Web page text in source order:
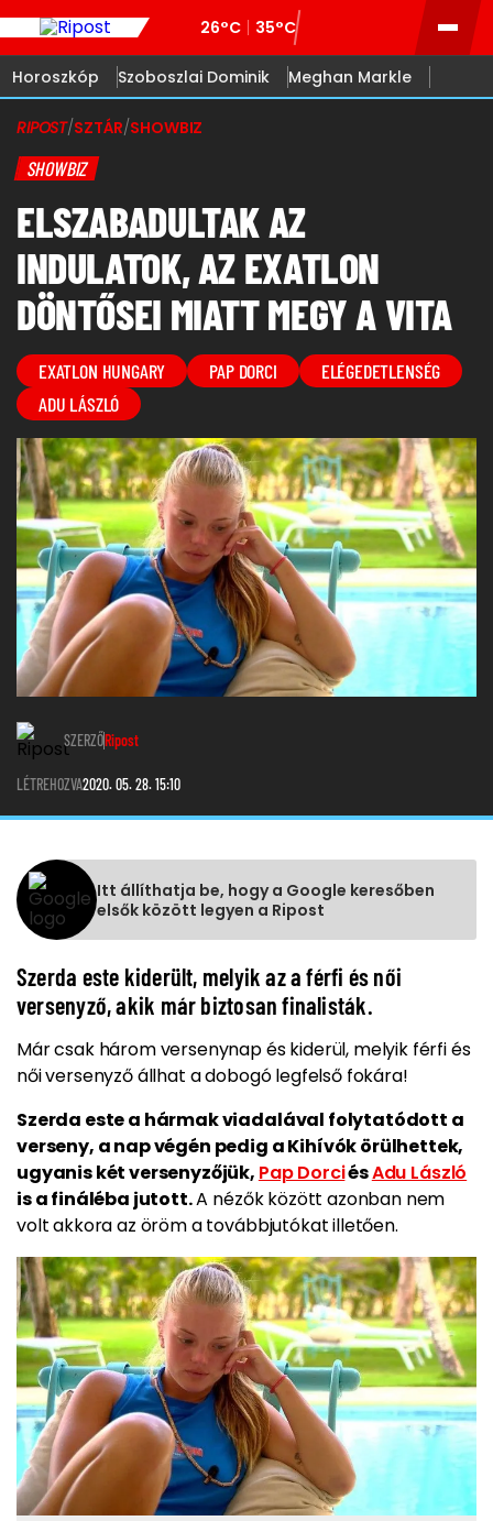
26°C 35°C
Horoszkóp Szoboszlai Dominik Meghan Markle
RIPOST/SZTÁR/SHOWBIZ
SHOWBIZ
ELSZABADULTAK AZ
INDULATOK, AZ EXATLON
DÖNTŐSEI MIATT MEGY A VITA
EXATLON HUNGARY PAP DORCI
ELÉGEDETLENSÉG
ADU LÁSZLÓ
SZERZŐRipost
LÉTREHOZVA2020. 05. 28. 15:10
Itt állíthatja be, hogy a Google keresőben
elsők között legyen a Ripost
Szerda este kiderült, melyik az a férfi és női
versenyző, akik már biztosan finalisták.
Már csak három versenynap és kiderül, melyik férfi és
női versenyző állhat a dobogó legfelső fokára!
Szerda este a hármak viadalával folytatódott a
verseny, a nap végén pedig a Kihívók örülhettek,
ugyanis két versenyzőjük, Pap DorciésAdu László
is a fináléba jutott.A nézők között azonban nem
volt akkora az öröm a továbbjutókat illetően.